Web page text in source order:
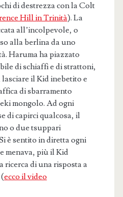
di destrezza con la Colt
Hill in Trinità). La
all’incolpevole, o
alla berlina da uno
Haruma ha piazzato
di schiaffi e di strattoni,
il Kid inebetito e
di sbarramento
mongolo. Ad ogni
di capirci qualcosa, il
o due tsuppari
è sentito in diretta ogni
menava, più il Kid
ricerca di una risposta a
ecco il video